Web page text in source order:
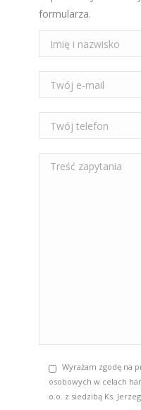
formularza.
Wyrażam zgodę na
osobowych w celach
o.o. z siedzibą Ks.